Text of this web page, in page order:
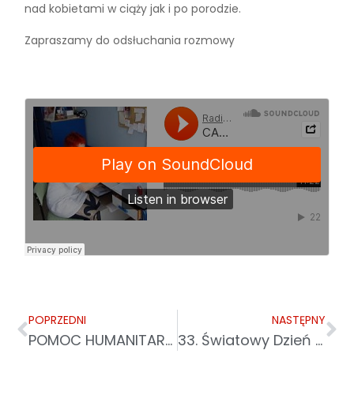
nad kobietami w ciąży jak i po porodzie.
Zapraszamy do odsłuchania rozmowy
POPRZEDNI
POMOC HUMANITARNA W STREFIE GAZY – CO ZMIENIŁO SIĘ PO ZAWARCIU ROZEJMU. CARITAS POLSKA Z KOLEJNĄ POMOCĄ
NASTĘPNY
33. Światowy Dzień Chorego w Wysokiej